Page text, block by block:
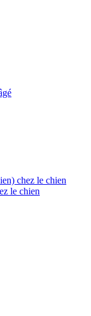
chez le chien
le chien